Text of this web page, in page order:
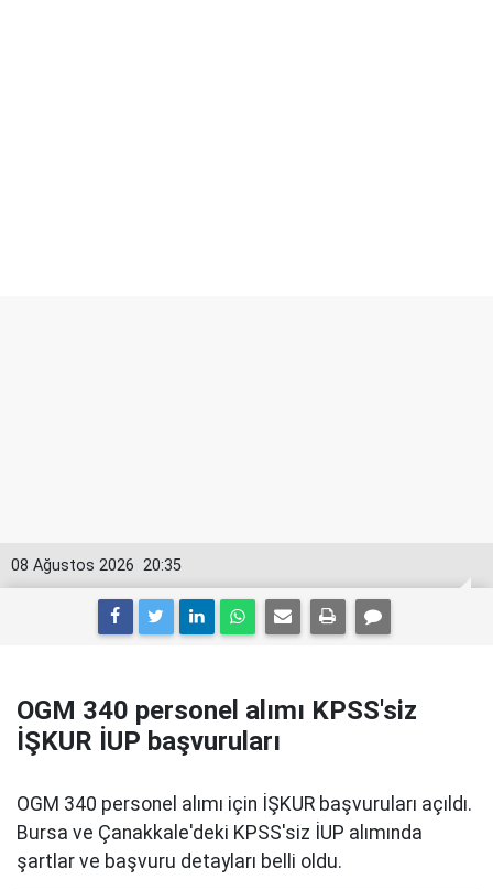
20:35
08 Ağustos 2026
OGM 340 personel alımı KPSS'siz
İŞKUR İUP başvuruları
OGM 340 personel alımı için İŞKUR başvuruları açıldı.
Bursa ve Çanakkale'deki KPSS'siz İUP alımında
şartlar ve başvuru detayları belli oldu.